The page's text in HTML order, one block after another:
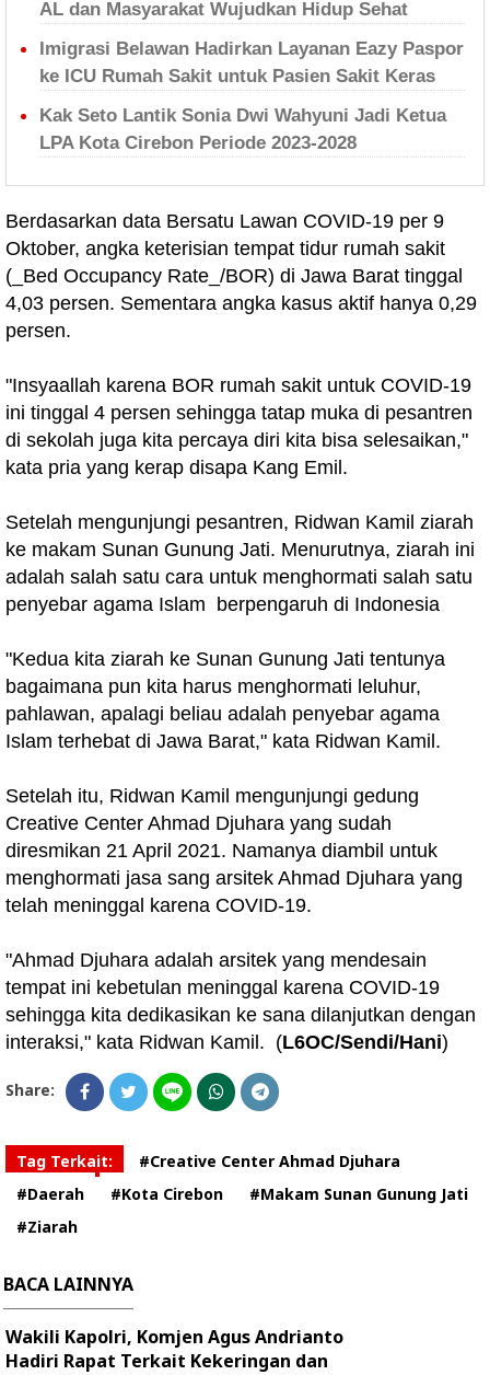
AL dan Masyarakat Wujudkan Hidup Sehat
Imigrasi Belawan Hadirkan Layanan Eazy Paspor
ke ICU Rumah Sakit untuk Pasien Sakit Keras
Kak Seto Lantik Sonia Dwi Wahyuni Jadi Ketua
LPA Kota Cirebon Periode 2023-2028
Berdasarkan data Bersatu Lawan COVID-19 per 9
Oktober, angka keterisian tempat tidur rumah sakit
(_Bed Occupancy Rate_/BOR) di Jawa Barat tinggal
4,03 persen. Sementara angka kasus aktif hanya 0,29
persen.
"Insyaallah karena BOR rumah sakit untuk COVID-19
ini tinggal 4 persen sehingga tatap muka di pesantren
di sekolah juga kita percaya diri kita bisa selesaikan,"
kata pria yang kerap disapa Kang Emil.
Setelah mengunjungi pesantren, Ridwan Kamil ziarah
ke makam Sunan Gunung Jati. Menurutnya, ziarah ini
adalah salah satu cara untuk menghormati salah satu
penyebar agama Islam berpengaruh di Indonesia
"Kedua kita ziarah ke Sunan Gunung Jati tentunya
bagaimana pun kita harus menghormati leluhur,
pahlawan, apalagi beliau adalah penyebar agama
Islam terhebat di Jawa Barat," kata Ridwan Kamil.
Setelah itu, Ridwan Kamil mengunjungi gedung
Creative Center Ahmad Djuhara yang sudah
diresmikan 21 April 2021. Namanya diambil untuk
menghormati jasa sang arsitek Ahmad Djuhara yang
telah meninggal karena COVID-19.
"Ahmad Djuhara adalah arsitek yang mendesain
tempat ini kebetulan meninggal karena COVID-19
sehingga kita dedikasikan ke sana dilanjutkan dengan
interaksi," kata Ridwan Kamil. (L6OC/Sendi/Hani)
Share:
Tag Terkait:
#Creative Center Ahmad Djuhara
#Daerah
#Kota Cirebon
#Makam Sunan Gunung Jati
#Ziarah
BACA LAINNYA
Wakili Kapolri, Komjen Agus Andrianto
Hadiri Rapat Terkait Kekeringan dan